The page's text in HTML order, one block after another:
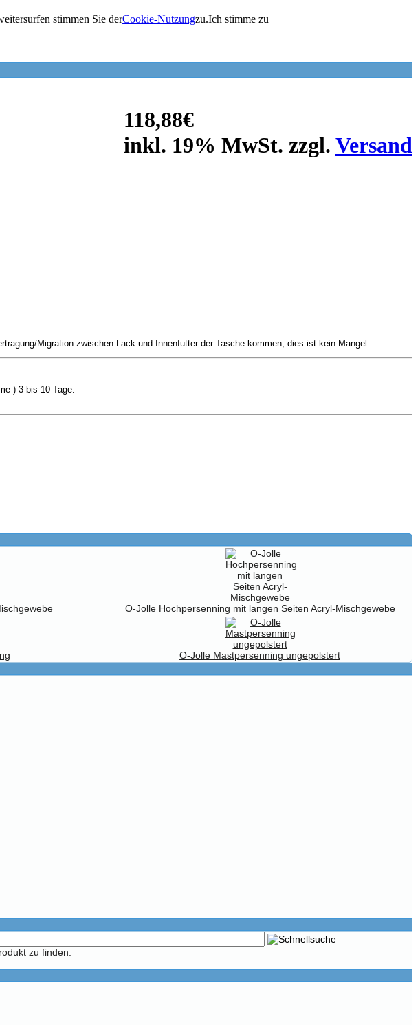
stimmen Sie derCookie-Nutzungzu.Ich stimme zu
118,88€
inkl. 19% MwSt. zzgl. Versand
Migration zwischen Lack und Innenfutter der Tasche kommen, dies ist kein Mangel.
) 3 bis 10 Tage.
O-Jolle Hochpersenning mit langen Seiten Acryl-Mischgewebe
O-Jolle Mastpersenning ungepolstert
zu finden.